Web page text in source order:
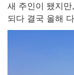
새 주인이 됐지
되다 결국 올해